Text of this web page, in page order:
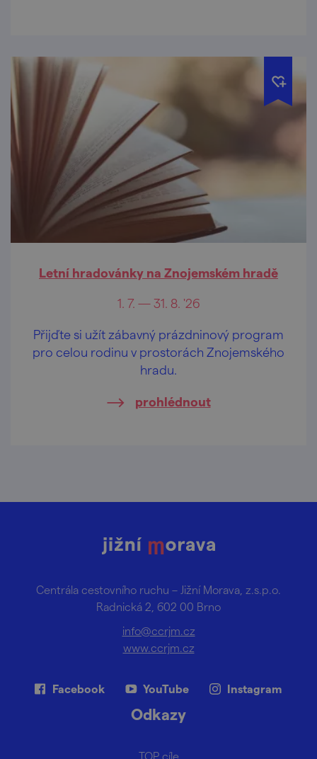
Letní hradovánky na Znojemském hradě
1. 7. — 31. 8. '26
Přijďte si užít zábavný prázdninový program
pro celou rodinu v prostorách Znojemského
hradu.
prohlédnout
Centrála cestovního ruchu – Jižní Morava, z.s.p.o.
Radnická 2, 602 00 Brno
info@ccrjm.cz
www.ccrjm.cz
Facebook YouTube Instagram
Odkazy
TOP cíle